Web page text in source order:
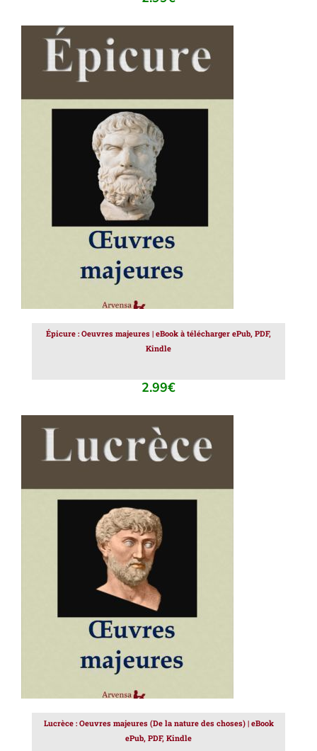
AJOUTER AU PANIER /
Épicure : Oeuvres majeures | eBook à télécharger ePub, PDF,
Kindle
2.99€
AJOUTER AU PANIER
Lucrèce : Oeuvres majeures (De la nature des choses) | eBook
ePub, PDF, Kindle